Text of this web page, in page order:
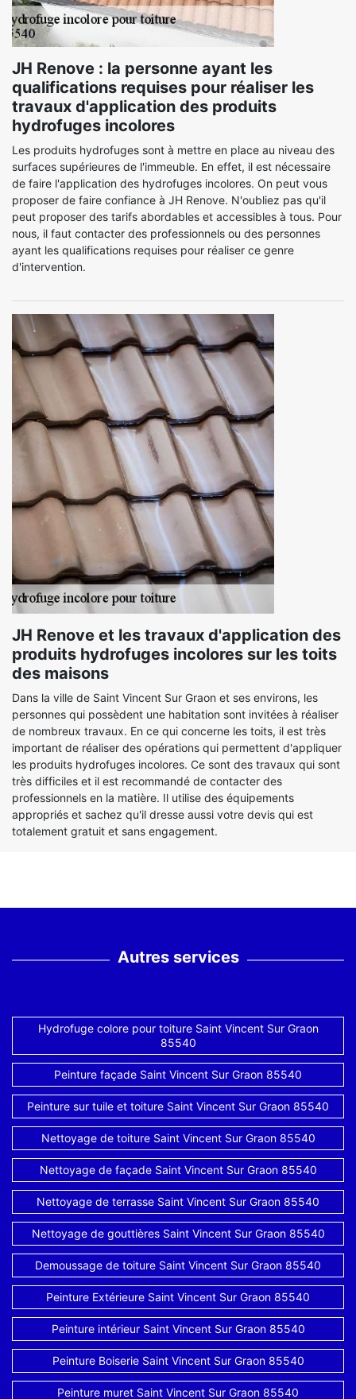
JH Renove : la personne ayant les
qualifications requises pour réaliser les
travaux d'application des produits
hydrofuges incolores
Les produits hydrofuges sont à mettre en place au niveau des
surfaces supérieures de l'immeuble. En effet, il est nécessaire
de faire l'application des hydrofuges incolores. On peut vous
proposer de faire confiance à JH Renove. N'oubliez pas qu'il
peut proposer des tarifs abordables et accessibles à tous. Pour
nous, il faut contacter des professionnels ou des personnes
ayant les qualifications requises pour réaliser ce genre
d'intervention.
JH Renove et les travaux d'application des
produits hydrofuges incolores sur les toits
des maisons
Dans la ville de Saint Vincent Sur Graon et ses environs, les
personnes qui possèdent une habitation sont invitées à réaliser
de nombreux travaux. En ce qui concerne les toits, il est très
important de réaliser des opérations qui permettent d'appliquer
les produits hydrofuges incolores. Ce sont des travaux qui sont
très difficiles et il est recommandé de contacter des
professionnels en la matière. Il utilise des équipements
appropriés et sachez qu'il dresse aussi votre devis qui est
totalement gratuit et sans engagement.
Autres services
Hydrofuge colore pour toiture Saint Vincent Sur Graon
85540
Peinture façade Saint Vincent Sur Graon 85540
Peinture sur tuile et toiture Saint Vincent Sur Graon 85540
Nettoyage de toiture Saint Vincent Sur Graon 85540
Nettoyage de façade Saint Vincent Sur Graon 85540
Nettoyage de terrasse Saint Vincent Sur Graon 85540
Nettoyage de gouttières Saint Vincent Sur Graon 85540
Demoussage de toiture Saint Vincent Sur Graon 85540
Peinture Extérieure Saint Vincent Sur Graon 85540
Peinture intérieur Saint Vincent Sur Graon 85540
Peinture Boiserie Saint Vincent Sur Graon 85540
Peinture muret Saint Vincent Sur Graon 85540